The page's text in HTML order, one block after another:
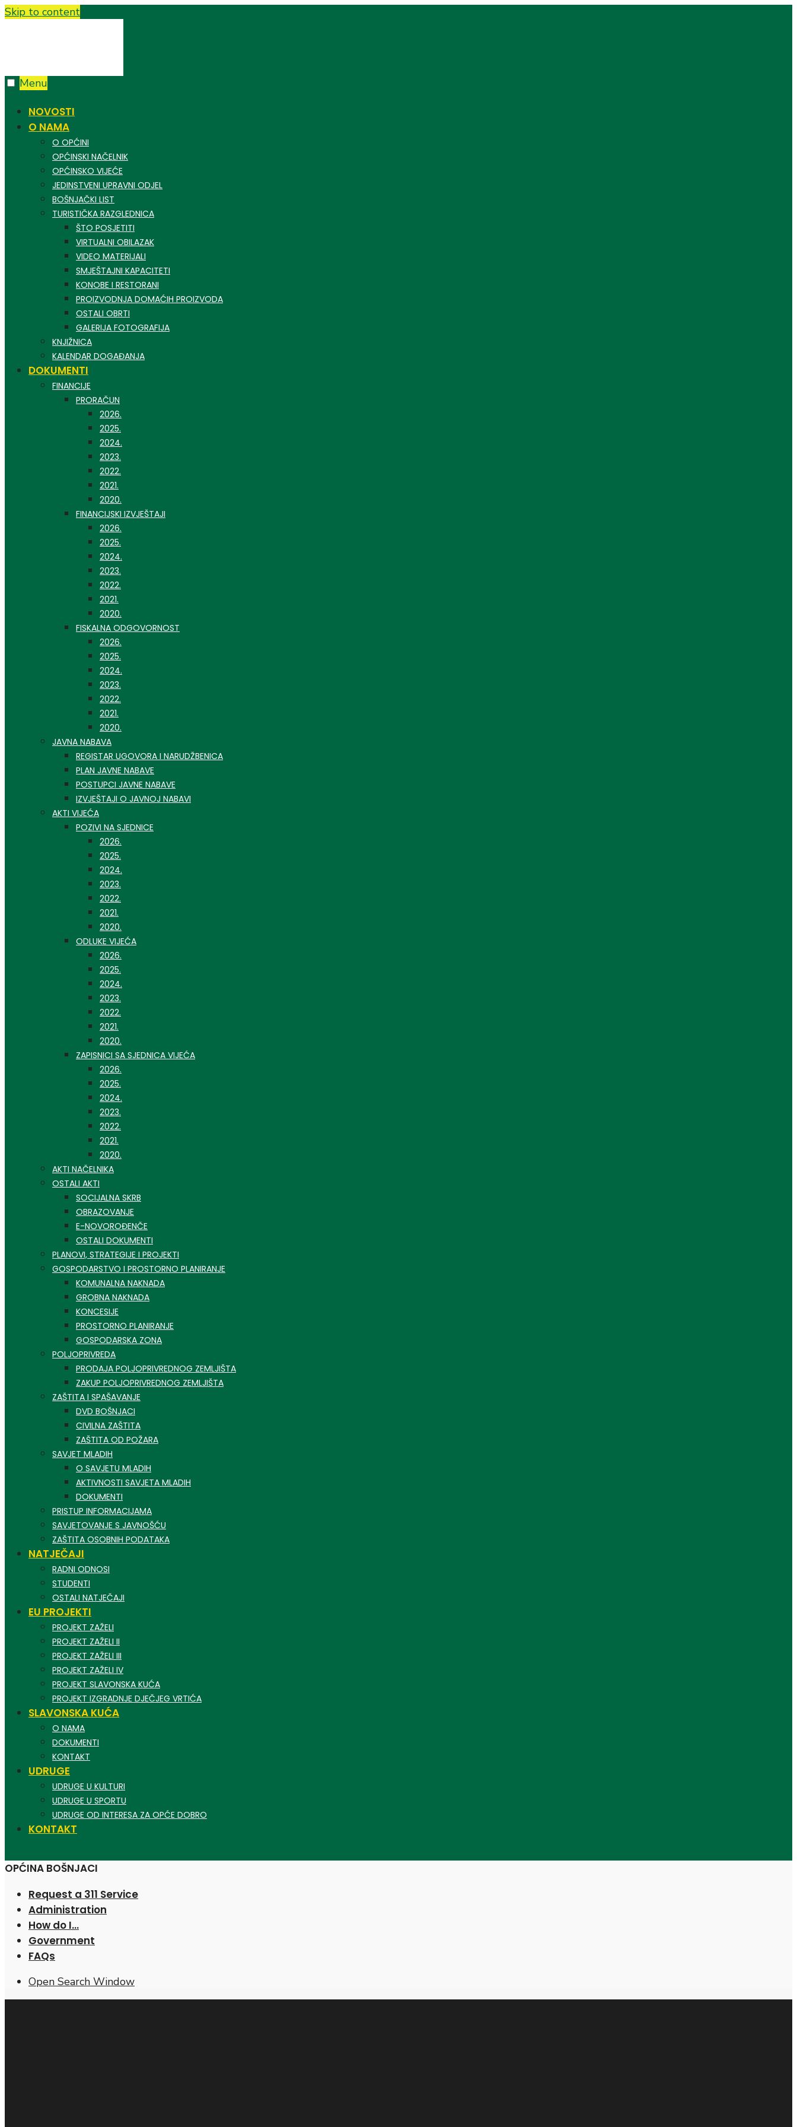
Skip to content
Menu
NOVOSTI
O NAMA
O OPĆINI
OPĆINSKI NAČELNIK
OPĆINSKO VIJEĆE
JEDINSTVENI UPRAVNI ODJEL
BOŠNJAČKI LIST
TURISTIČKA RAZGLEDNICA
ŠTO POSJETITI
VIRTUALNI OBILAZAK
VIDEO MATERIJALI
SMJEŠTAJNI KAPACITETI
KONOBE I RESTORANI
PROIZVODNJA DOMAĆIH PROIZVODA
OSTALI OBRTI
GALERIJA FOTOGRAFIJA
KNJIŽNICA
KALENDAR DOGAĐANJA
DOKUMENTI
FINANCIJE
PRORAČUN
2026.
2025.
2024.
2023.
2022.
2021.
2020.
FINANCIJSKI IZVJEŠTAJI
2026.
2025.
2024.
2023.
2022.
2021.
2020.
FISKALNA ODGOVORNOST
2026.
2025.
2024.
2023.
2022.
2021.
2020.
JAVNA NABAVA
REGISTAR UGOVORA I NARUDŽBENICA
PLAN JAVNE NABAVE
POSTUPCI JAVNE NABAVE
IZVJEŠTAJI O JAVNOJ NABAVI
AKTI VIJEĆA
POZIVI NA SJEDNICE
2026.
2025.
2024.
2023.
2022.
2021.
2020.
ODLUKE VIJEĆA
2026.
2025.
2024.
2023.
2022.
2021.
2020.
ZAPISNICI SA SJEDNICA VIJEĆA
2026.
2025.
2024.
2023.
2022.
2021.
2020.
AKTI NAČELNIKA
OSTALI AKTI
SOCIJALNA SKRB
OBRAZOVANJE
E-NOVOROĐENČE
OSTALI DOKUMENTI
PLANOVI, STRATEGIJE I PROJEKTI
GOSPODARSTVO I PROSTORNO PLANIRANJE
KOMUNALNA NAKNADA
GROBNA NAKNADA
KONCESIJE
PROSTORNO PLANIRANJE
GOSPODARSKA ZONA
POLJOPRIVREDA
PRODAJA POLJOPRIVREDNOG ZEMLJIŠTA
ZAKUP POLJOPRIVREDNOG ZEMLJIŠTA
ZAŠTITA I SPAŠAVANJE
DVD BOŠNJACI
CIVILNA ZAŠTITA
ZAŠTITA OD POŽARA
SAVJET MLADIH
O SAVJETU MLADIH
AKTIVNOSTI SAVJETA MLADIH
DOKUMENTI
PRISTUP INFORMACIJAMA
SAVJETOVANJE S JAVNOŠĆU
ZAŠTITA OSOBNIH PODATAKA
NATJEČAJI
RADNI ODNOSI
STUDENTI
OSTALI NATJEČAJI
EU PROJEKTI
PROJEKT ZAŽELI
PROJEKT ZAŽELI II
PROJEKT ZAŽELI III
PROJEKT ZAŽELI IV
PROJEKT SLAVONSKA KUĆA
PROJEKT IZGRADNJE DJEČJEG VRTIĆA
SLAVONSKA KUĆA
O NAMA
DOKUMENTI
KONTAKT
UDRUGE
UDRUGE U KULTURI
UDRUGE U SPORTU
UDRUGE OD INTERESA ZA OPĆE DOBRO
KONTAKT
OPĆINA BOŠNJACI
Request a 311 Service
Administration
How do I…
Government
FAQs
Open Search Window